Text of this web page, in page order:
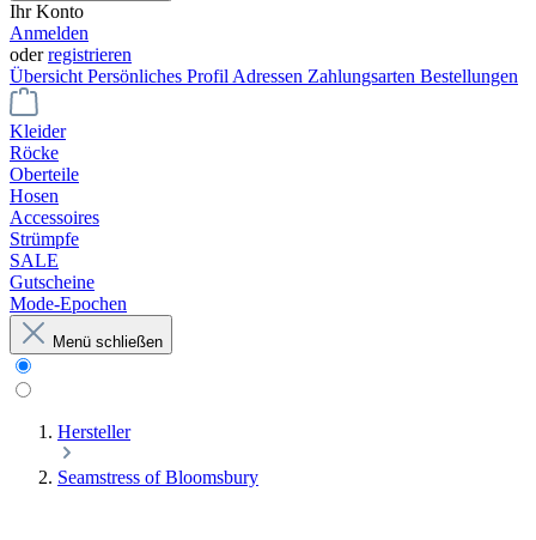
Ihr Konto
Anmelden
oderregistrieren
Übersicht Persönliches Profil Adressen Zahlungsarten Bestellungen
Kleider
Röcke
Oberteile
Hosen
Accessoires
Strümpfe
SALE
Gutscheine
Mode-Epochen
Menü schließen
Hersteller
Seamstress of Bloomsbury